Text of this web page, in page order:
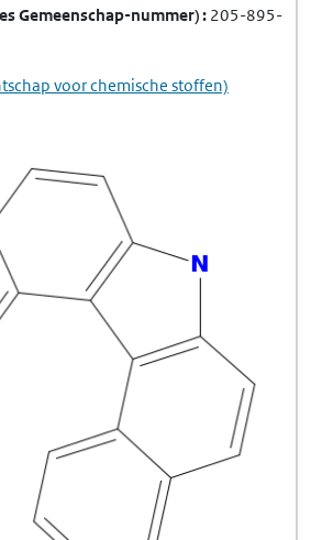
Gemeenschap-nummer) 205-895-
voor chemische stoffen)
in een nieuw tabblad)